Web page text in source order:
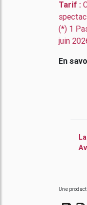
Tarif :
(*) 1
juin
En
Une